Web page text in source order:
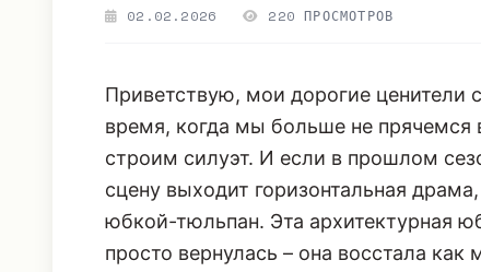
02.02.2026 220 ПРОСМОТРОВ
Приветствую, мои дорогие ценители
время, когда мы больше не
строим силуэт. И если в прошлом
сцену выходит горизонтальная
юбкой-тюльпан. Эта архитектурная
просто вернулась – она восстала